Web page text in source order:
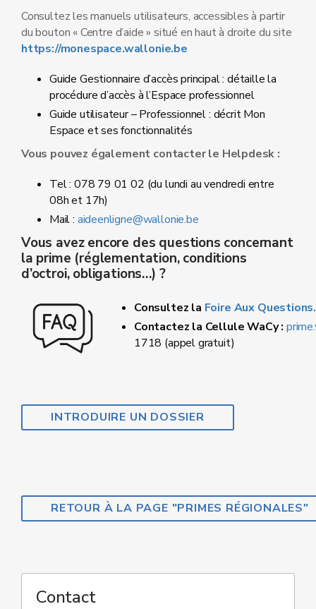
Consultez les manuels utilisateurs, accessibles à partir
du bouton « Centre d’aide » situé en haut à droite du site
https://monespace.wallonie.be
Guide Gestionnaire d’accès principal : détaille la
procédure d’accès à l’Espace professionnel
Guide utilisateur – Professionnel : décrit Mon
Espace et ses fonctionnalités
Vous pouvez également contacter le Helpdesk :
Tel : 078 79 01 02 (du lundi au vendredi entre
08h et 17h)
Mail : aideenligne@wallonie.be
Vous avez encore des questions concernant
la prime (réglementation, conditions
d’octroi, obligations…) ?
Consultez la Foire Aux Questions.
Contactez la Cellule WaCy :
1718 (appel gratuit)
INTRODUIRE UN DOSSIER
RETOUR À LA PAGE "PRIMES RÉGIONALES"
Contact